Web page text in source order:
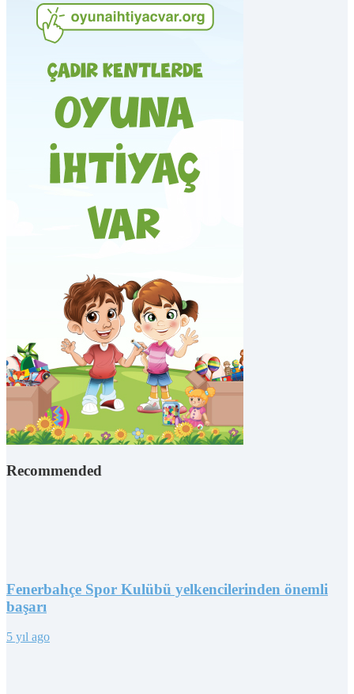
Recommended
Fenerbahçe Spor Kulübü yelkencilerinden önemli
başarı
5 yıl ago